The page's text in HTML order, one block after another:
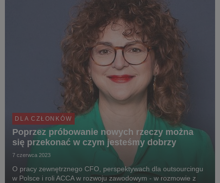
DLA CZŁONKÓW
Poprzez próbowanie nowych rzeczy można
się przekonać w czym jesteśmy dobrzy
7 czerwca 2023
O pracy zewnętrznego CFO, perspektywach dla outsourcingu
w Polsce i roli ACCA w rozwoju zawodowym - w rozmowie z